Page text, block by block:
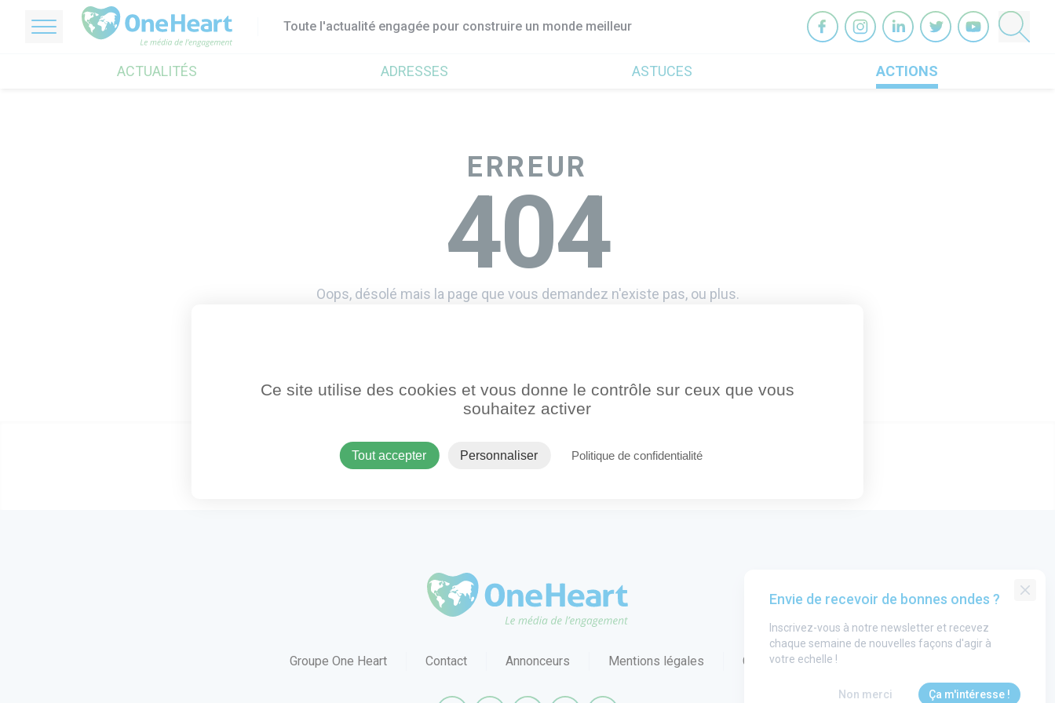
Toute l'actualité engagée pour construire un monde meilleur
ACTUALITÉS ADRESSES ASTUCES ACTIONS
ERREUR
404
Oops, désolé mais la page que vous demandez n'existe pas, ou plus.
Groupe One Heart
Contact Annonceurs Mentions légales CGU
Envie de recevoir de bonnes ondes ?
Inscrivez-vous à notre newsletter et recevez
chaque semaine de nouvelles façons d'agir à
votre echelle !
Non merci Ça m'intéresse !
Ce site utilise des cookies et vous donne le contrôle sur ceux que vous
souhaitez activer
Tout accepter Personnaliser Politique de confidentialité